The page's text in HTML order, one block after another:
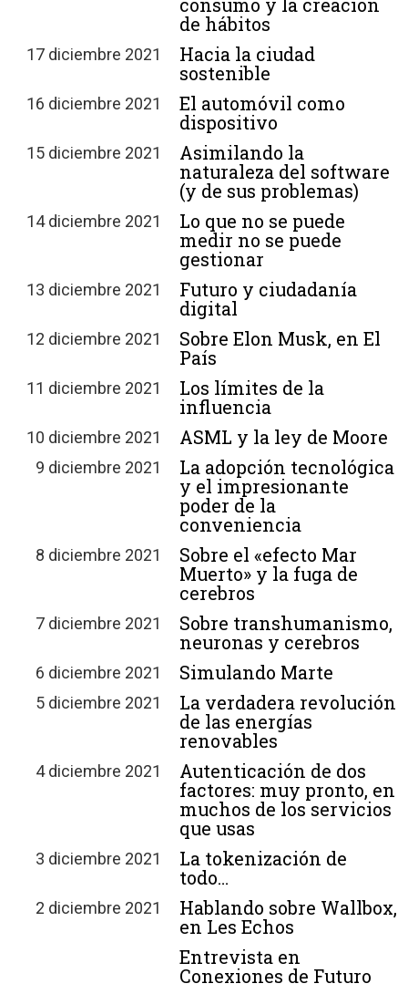
de hábitos
17 diciembre 2021
Hacia la ciudad
sostenible
16 diciembre 2021
El automóvil como
dispositivo
15 diciembre 2021
Asimilando la
naturaleza del software
(y de sus problemas)
14 diciembre 2021
Lo que no se puede
medir no se puede
gestionar
13 diciembre 2021
Futuro y ciudadanía
digital
12 diciembre 2021
Sobre Elon Musk, en El
País
11 diciembre 2021
Los límites de la
influencia
10 diciembre 2021 ASML y la ley de Moore
9 diciembre 2021
La adopción tecnológica
y el impresionante
poder de la
conveniencia
8 diciembre 2021
Sobre el «efecto Mar
Muerto» y la fuga de
cerebros
7 diciembre 2021
Sobre transhumanismo,
neuronas y cerebros
6 diciembre 2021 Simulando Marte
5 diciembre 2021
La verdadera revolución
de las energías
renovables
4 diciembre 2021
Autenticación de dos
factores: muy pronto, en
muchos de los servicios
que usas
3 diciembre 2021
La tokenización de
todo…
2 diciembre 2021
Hablando sobre Wallbox,
en Les Echos
Entrevista en
Conexiones de Futuro